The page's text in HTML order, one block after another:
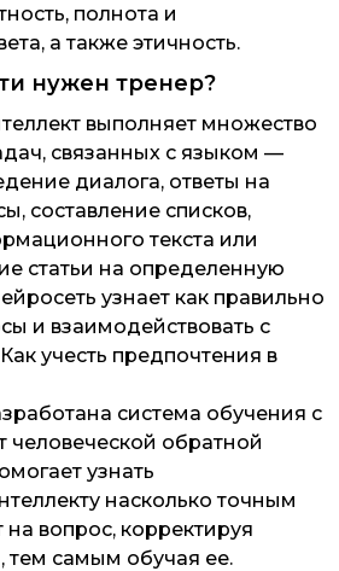
полнота и
а также этичность.
нужен тренер?
выполняет множество
связанных с языком —
диалога, ответы на
составление списков,
текста или
статьи на определенную
узнает как правильно
и взаимодействовать с
учесть предпочтения в
система обучения с
человеческой обратной
узнать
насколько точным
на вопрос, корректируя
тем самым обучая ее.